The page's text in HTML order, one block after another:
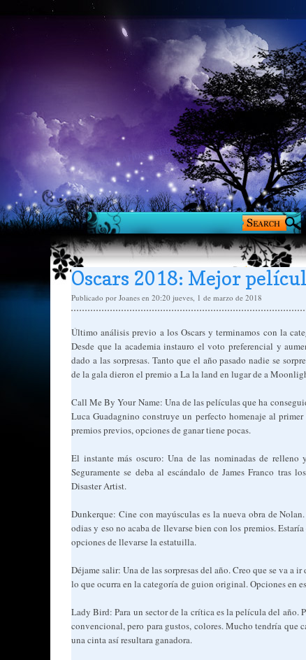
Oscars 2018: Mejor
Publicado por Joanes en 20:20 jueves, 1 de marzo de 2018
Último análisis previo a los Oscars y terminamos con la
Desde que la academia instauro el voto preferencial y
dado a las sorpresas. Tanto que el año pasado nadie se
de la gala dieron el premio a La la land en lugar de a
Call Me By Your Name: Una de las películas que ha
Luca Guadagnino construye un perfecto homenaje al
premios previos, opciones de ganar tiene pocas.
El instante más oscuro: Una de las nominadas de relleno
Seguramente se deba al escándalo de James Franco tras
Disaster Artist.
Dunkerque: Cine con mayúsculas es la nueva obra de
odias y eso no acaba de llevarse bien con los premios.
opciones de llevarse la estatuilla.
Déjame salir: Una de las sorpresas del año. Creo que se va a
lo que ocurra en la categoría de guion original. Opciones en
Lady Bird: Para un sector de la crítica es la película del año.
convencional, pero para gustos, colores. Mucho tendría que
una cinta así resultara ganadora.